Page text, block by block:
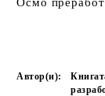
Автор(и):